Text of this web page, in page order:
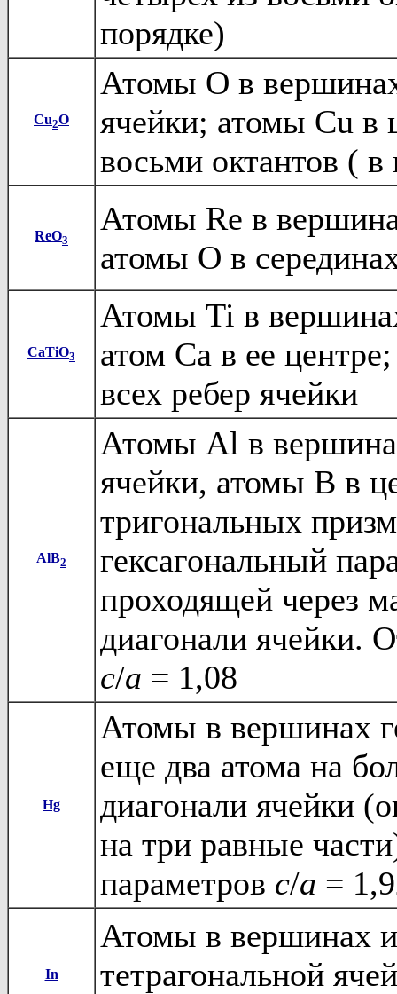
порядке)
Cu2O
Атомы O в
ячейки; атомы Cu в
восьми октантов (
ReO3
Атомы Re в
атомы O в
CaTiO3
Атомы Ti в
атом Ca в ее
всех ребер ячейки
AlB2
Атомы Al в
ячейки, атомы B в
тригональных
гексагональный
проходящей через
диагонали ячейки.
c/a = 1,08
Hg
Атомы в вершинах
еще два атома на
диагонали ячейки
на три равные
параметров c/a =
In
Атомы в вершинах
тетрагональной